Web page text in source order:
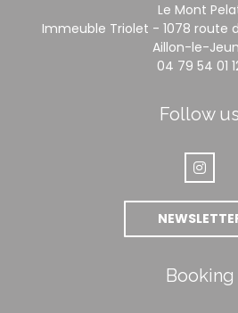
Le Mont
Immeuble Triolet - 1078 route
Aillon-le-
04 79 54 01
Follow us
Booking